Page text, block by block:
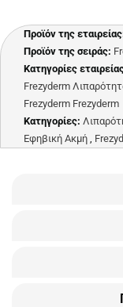
Προϊόν της
Προϊόν της σειράς:
Κατηγορίες
Frezyderm
Frezyderm Frezyderm
Κατηγορίες:
Εφηβική Ακμή ,